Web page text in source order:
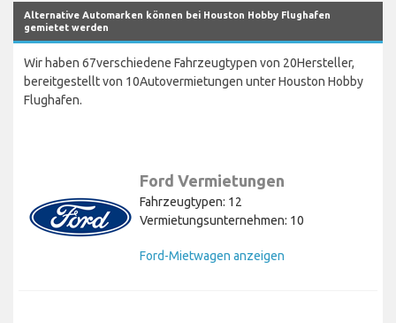
Alternative Automarken können bei Houston Hobby Flughafen
gemietet werden
Wir haben 67verschiedene Fahrzeugtypen von 20Hersteller,
bereitgestellt von 10Autovermietungen unter Houston Hobby
Flughafen.
Ford Vermietungen
Fahrzeugtypen: 12
Vermietungsunternehmen: 10
Ford-Mietwagen anzeigen